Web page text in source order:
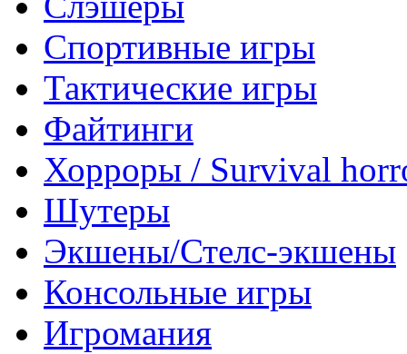
Спортивные игры
Тактические игры
Файтинги
Хорроры / Survival
Шутеры
Экшены/Стелс-экшены
Консольные игры
Игромания